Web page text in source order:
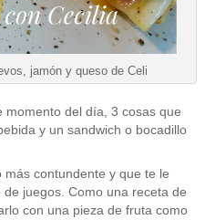
jamón y queso de Celi
momento del día, 3 cosas que
y un sandwich o bocadillo
más contundente y que te le
juegos. Como una receta de
con una pieza de fruta como